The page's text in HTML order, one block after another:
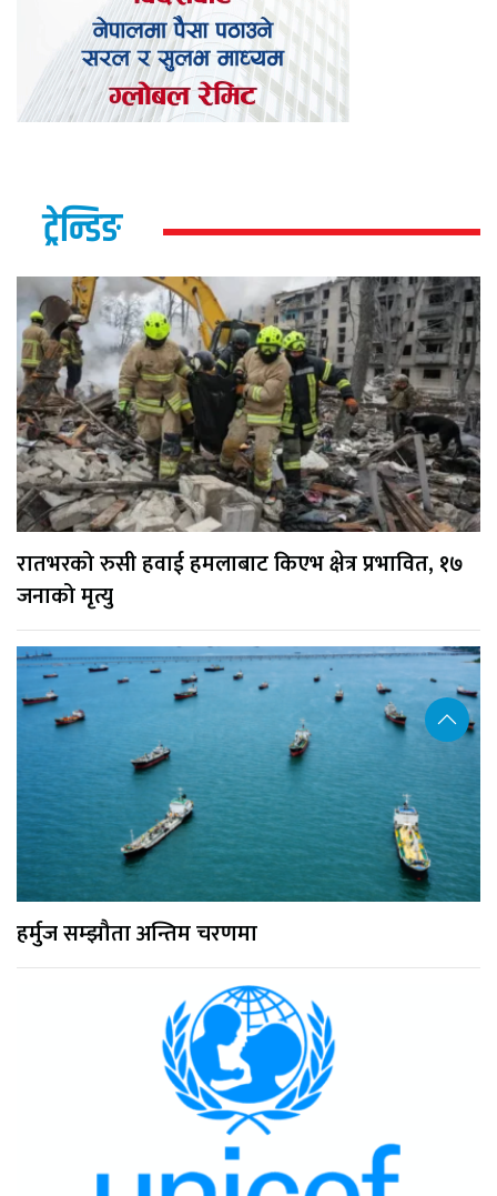
ट्रेन्डिङ
रातभरको रुसी हवाई हमलाबाट किएभ क्षेत्र प्रभावित, १७
जनाको मृत्यु
हर्मुज सम्झौता अन्तिम चरणमा